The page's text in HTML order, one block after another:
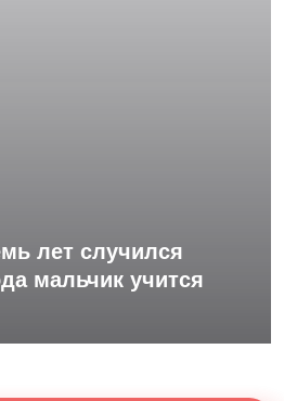
лет случился
мальчик учится